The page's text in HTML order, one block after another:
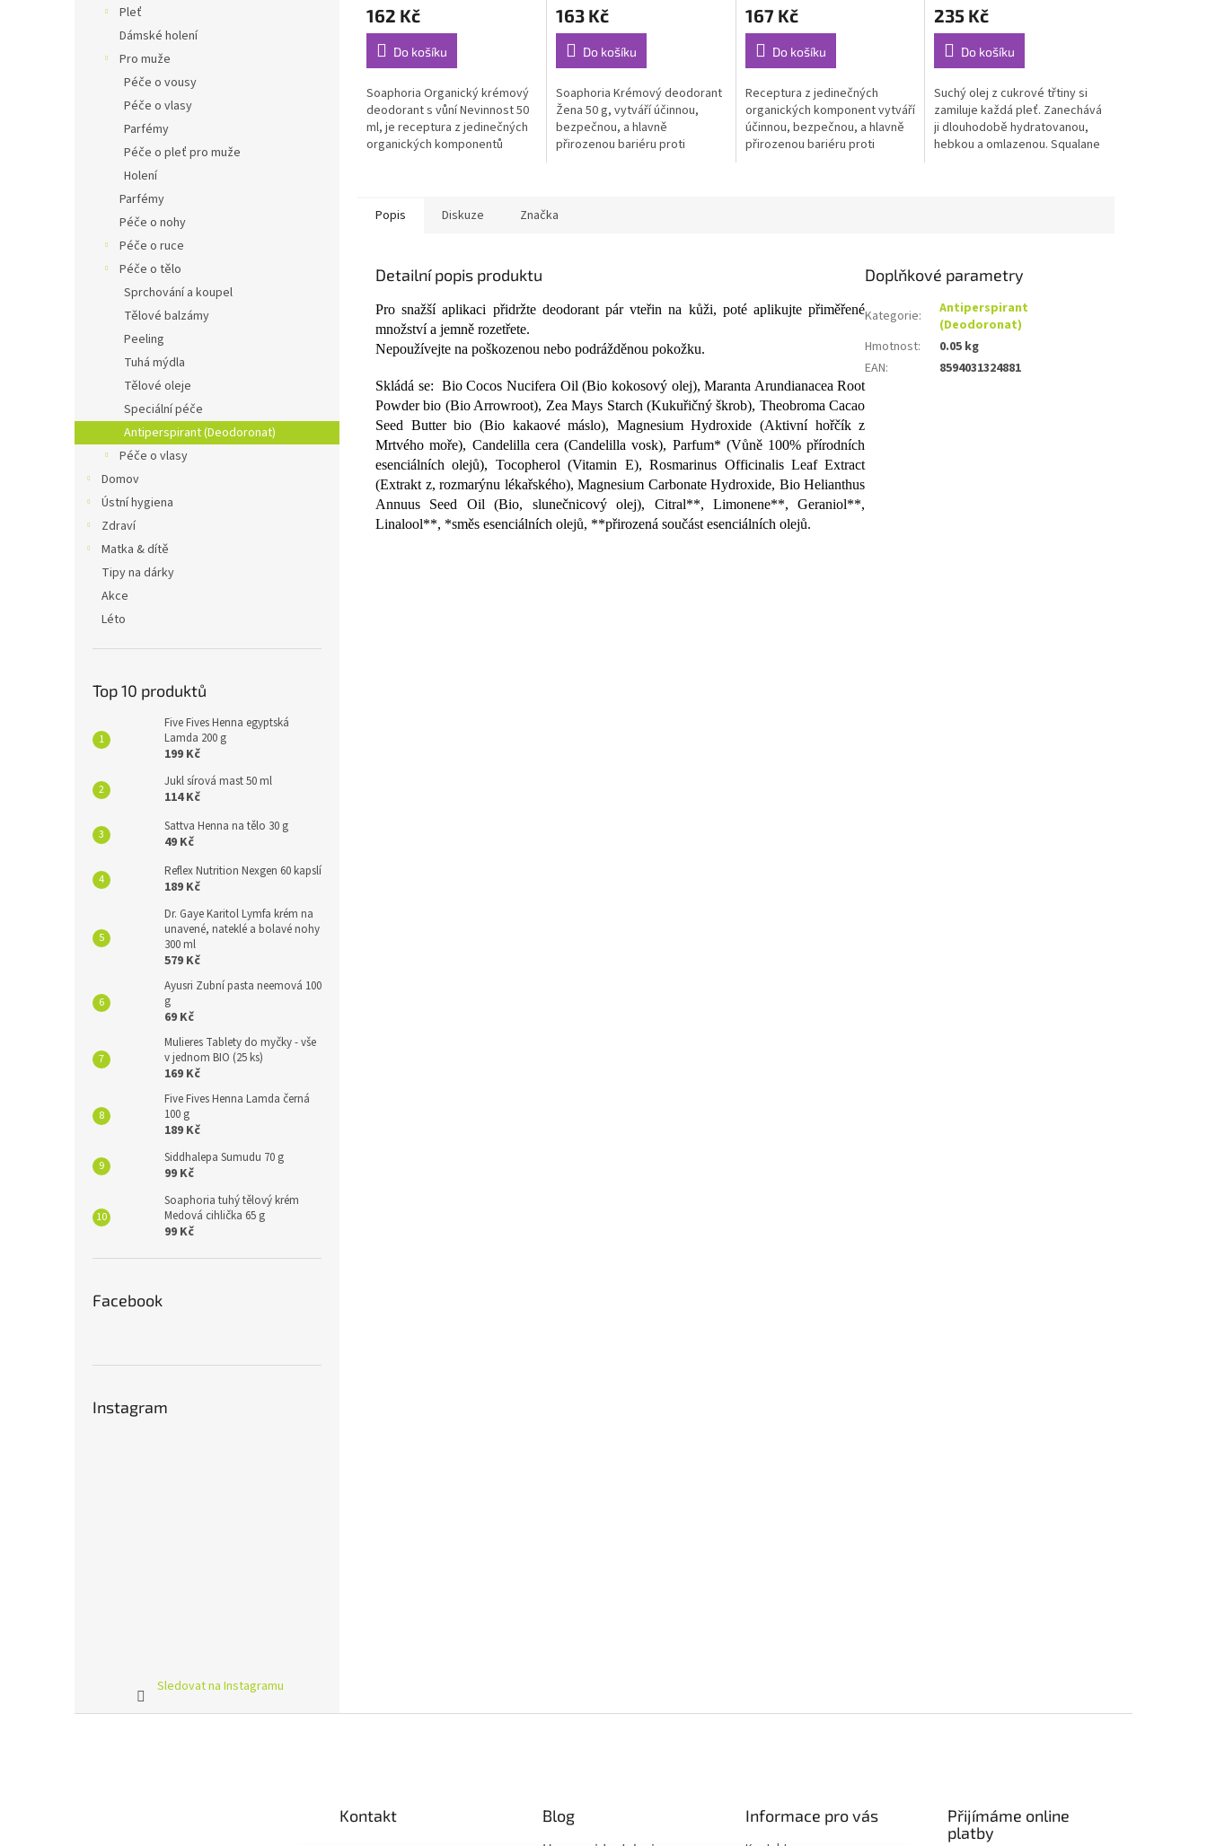
Pleť
Dámské holení
Pro muže
Péče o vousy
Péče o vlasy
Parfémy
Péče o pleť pro muže
Holení
Parfémy
Péče o nohy
Péče o ruce
Péče o tělo
Sprchování a koupel
Tělové balzámy
Peeling
Tuhá mýdla
Tělové oleje
Speciální péče
Antiperspirant (Deodoronat)
Péče o vlasy
Domov
Ústní hygiena
Zdraví
Matka & dítě
Tipy na dárky
Akce
Léto
Top 10 produktů
Five Fives Henna egyptská
Lamda 200 g
199 Kč
Jukl sírová mast 50 ml
114 Kč
Sattva Henna na tělo 30 g
49 Kč
Reflex Nutrition Nexgen 60 kapslí
189 Kč
Dr. Gaye Karitol Lymfa krém na
unavené, nateklé a bolavé nohy
300 ml
579 Kč
Ayusri Zubní pasta neemová 100
g
69 Kč
Mulieres Tablety do myčky - vše
v jednom BIO (25 ks)
169 Kč
Five Fives Henna Lamda černá
100 g
189 Kč
Siddhalepa Sumudu 70 g
99 Kč
Soaphoria tuhý tělový krém
Medová cihlička 65 g
99 Kč
Facebook
Instagram
Sledovat na Instagramu
produktu
je
4,8
z
5
hvězdiček.
162 Kč
Do košíku
Soaphoria Organický krémový
deodorant s vůní Nevinnost 50
ml, je receptura z jedinečných
organických komponentů
produktu
je
4,9
z
5
hvězdiček.
163 Kč
Do košíku
Soaphoria Krémový deodorant
Žena 50 g, vytváří účinnou,
bezpečnou, a hlavně
přirozenou bariéru proti
produktu
je
5,0
z
5
hvězdiček.
167 Kč
Do košíku
Receptura z jedinečných
organických komponent vytváří
účinnou, bezpečnou, a hlavně
přirozenou bariéru proti
produktu
je
5,0
z
5
hvězdiček.
235 Kč
Do košíku
Suchý olej z cukrové třtiny si
zamiluje každá pleť. Zanechává
ji dlouhodobě hydratovanou,
hebkou a omlazenou. Squalane
Popis Diskuze Značka
Detailní popis produktu
Pro snažší aplikaci přidržte deodorant pár vteřin na kůži, poté aplikujte přiměřené
množství a jemně rozetřete.
Nepoužívejte na poškozenou nebo podrážděnou pokožku.
Skládá se: Bio Cocos Nucifera Oil (Bio kokosový olej), Maranta Arundianacea Root
Powder bio (Bio Arrowroot), Zea Mays Starch (Kukuřičný škrob), Theobroma Cacao
Seed Butter bio (Bio kakaové máslo), Magnesium Hydroxide (Aktivní hořčík z
Mrtvého moře), Candelilla cera (Candelilla vosk), Parfum* (Vůně 100% přírodních
esenciálních olejů), Tocopherol (Vitamin E), Rosmarinus Officinalis Leaf Extract
(Extrakt z, rozmarýnu lékařského), Magnesium Carbonate Hydroxide, Bio Helianthus
Annuus Seed Oil (Bio, slunečnicový olej), Citral**, Limonene**, Geraniol**,
Linalool**, *směs esenciálních olejů, **přirozená součást esenciálních olejů.
Doplňkové parametry
Kategorie:
Antiperspirant
(Deodoronat)
Hmotnost:
0.05 kg
EAN: 8594031324881
Kontakt Blog Informace pro vás
Přijímáme online
platby